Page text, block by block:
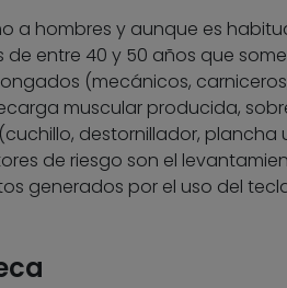
a hombres y aunque es
entre 40 y 50 años que
(mecánicos,
muscular producida,
destornillador, plancha
de riesgo son el
generados por el uso del